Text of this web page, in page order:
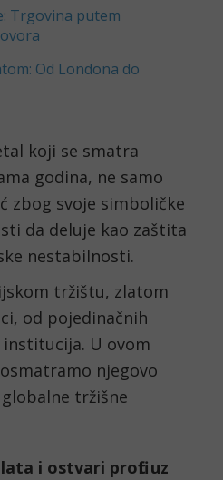
Trgovina putem
Od Londona do
koji se smatra
godina, ne samo
zbog svoje simboličke
da deluje kao zaštita
nestabilnosti.
tržištu, zlatom
od pojedinačnih
U ovom
njegovo
tržišne